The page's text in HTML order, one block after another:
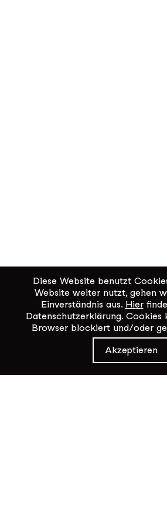
KiK Kultur im Kammgarn
Baumgartenstrasse 19
8200 Schaffhausen
Diese Website benutzt
Website weiter nutzt, gehen
Einverständnis aus. Hier
Datenschutzerklärung. Cookies
Browser blockiert und/oder
Akzeptieren